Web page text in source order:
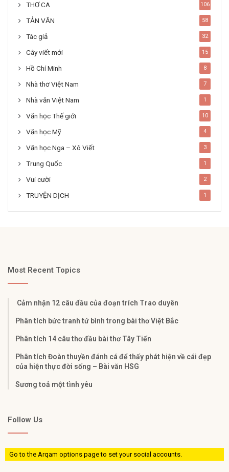
THƠ CA 106
TẢN VĂN 58
Tác giả 32
Cây viết mới 15
Hồ Chí Minh 8
Nhà thơ Việt Nam 7
Nhà văn Việt Nam 1
Văn học Thế giới 10
Văn học Mỹ 4
Văn học Nga – Xô Viết 3
Trung Quốc 1
Vui cười 2
TRUYỆN DỊCH 1
Most Recent Topics
Cảm nhận 12 câu đầu của đoạn trích Trao duyên
Phân tích bức tranh tứ bình trong bài thơ Việt Bắc
Phân tích 14 câu thơ đầu bài thơ Tây Tiến
Phân tích Đoàn thuyền đánh cá để thấy phát hiện về cái đẹp
của hiện thực đời sống – Bài văn HSG
Sương toả một tình yêu
Follow Us
Go to the Arqam options page to set your social accounts.